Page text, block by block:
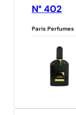
N° 402
Paris Perfumes